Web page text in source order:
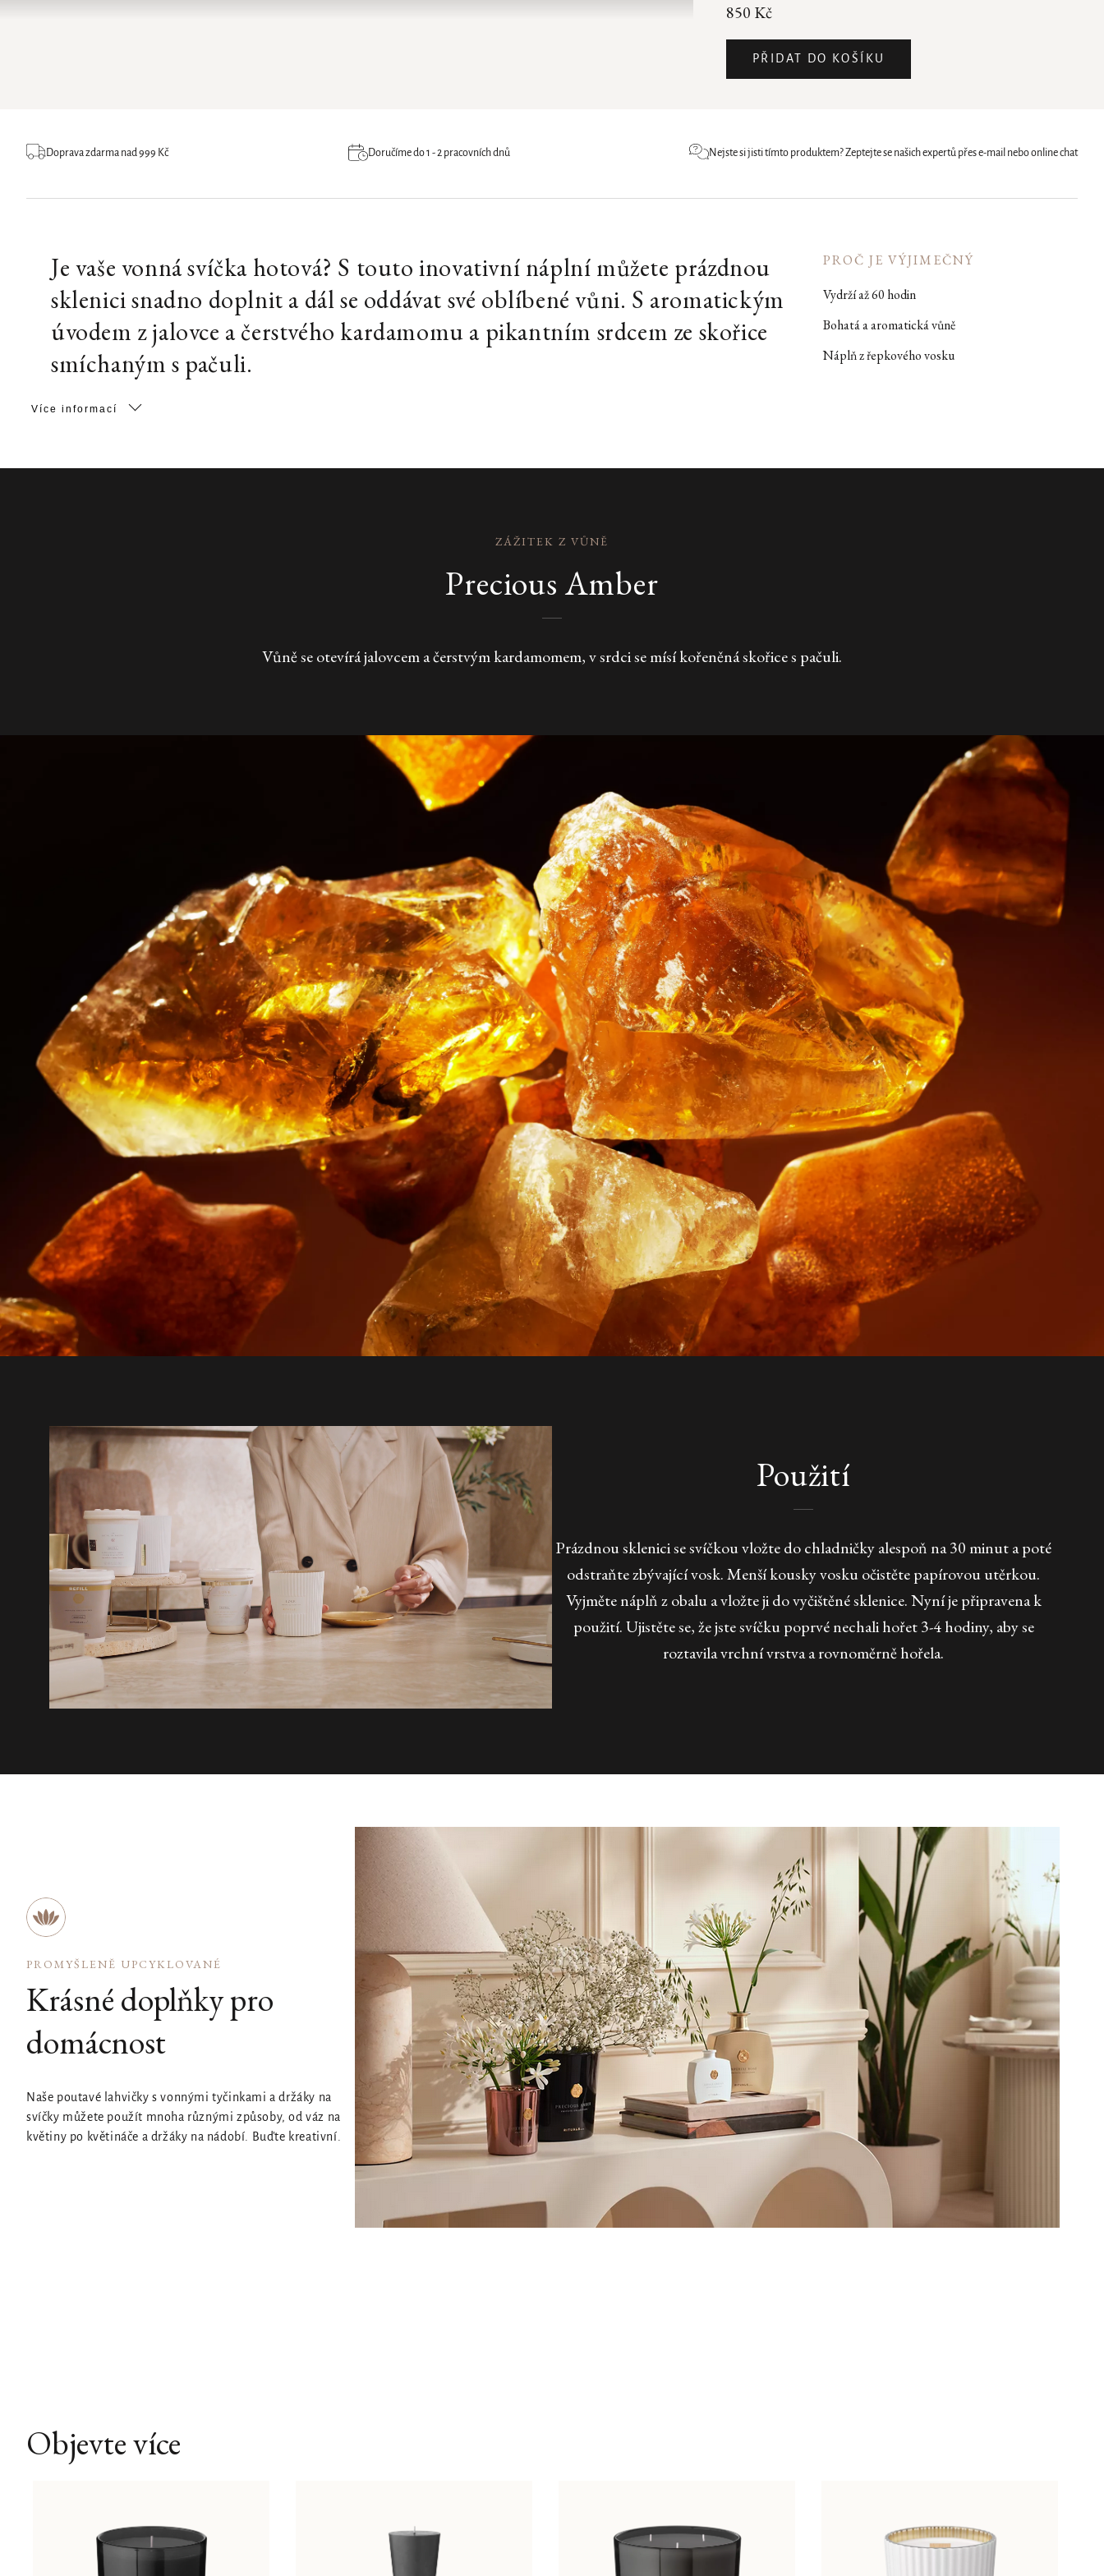
850 Kč
PŘIDAT DO KOŠÍKU
Doprava zdarma nad 999 Kč Doručíme do 1 - 2 pracovních dnů Nejste si jisti tímto produktem? Zeptejte se našich expertů přes e-mail nebo online chat
Je vaše vonná svíčka hotová? S touto inovativní náplní můžete prázdnou
sklenici snadno doplnit a dál se oddávat své oblíbené vůni. S aromatickým
úvodem z jalovce a čerstvého kardamomu a pikantním srdcem ze skořice
smíchaným s pačuli.
PROČ JE VÝJIMEČNÝ
Vydrží až 60 hodin
Bohatá a aromatická vůně
Náplň z řepkového vosku
Více informací
ZÁŽITEK Z VŮNĚ
Precious Amber
Vůně se otevírá jalovcem a čerstvým kardamomem, v srdci se mísí kořeněná skořice s pačuli.
Použití
Prázdnou sklenici se svíčkou vložte do chladničky alespoň na 30 minut a poté
odstraňte zbývající vosk. Menší kousky vosku očistěte papírovou utěrkou.
Vyjměte náplň z obalu a vložte ji do vyčištěné sklenice. Nyní je připravena k
použití. Ujistěte se, že jste svíčku poprvé nechali hořet 3-4 hodiny, aby se
roztavila vrchní vrstva a rovnoměrně hořela.
PROMYŠLENĚ UPCYKLOVANÉ
Krásné doplňky pro
domácnost
Naše poutavé lahvičky s vonnými tyčinkami a držáky na
svíčky můžete použít mnoha různými způsoby, od váz na
květiny po květináče a držáky na nádobí. Buďte kreativní.
Objevte více